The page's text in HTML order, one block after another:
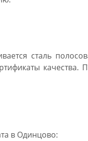
сталь
качества.
в Одинцово: